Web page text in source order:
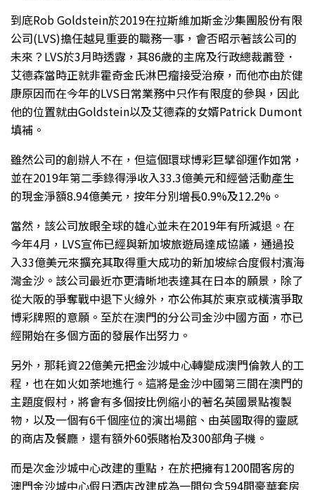
到底Rob Goldstein於2019在拉斯維加斯金沙集團股份有限
公司(LVS)擔任越見重要的職務一事，會否昭示著該公司的
未來？LVS於3月時透露，其86歲的主席及行政總裁蕭登．
艾德森當時正就非霍奇金氏淋巴瘤接受治療，而他亦由於健
康原因而在今年的LVS日常業務中只作有限度的參與，因此
他的位置就由Goldstein以及艾德森的女婿Patrick Dumont
填補。
雖然公司的創辦人不在，但這個環球博彩巨擘卻運作如常，
並在2019年第二季錄得淨收入33.3億美元和經營活動產生
的現金淨額8.94億美元，按年分別增長0.9%及12.2%。
當然，該公司放眼全球的雄心並未在2019年有所減退。在
今年4月，LVS宣佈已經與新加坡旅遊局達成協議，通過投
入33億美元來擴充其取得重大成功的新加坡綜合度假村濱海
灣金沙。該公司最近亦更清晰地表達其在日本的願景，除了
從大阪的爭奪戰中退下火線外，亦公佈其於東京或橫濱爭取
博彩牌照的意願。至於在澳門的分公司金沙中國方面，亦已
經開始在多個方面的發展作出努力。
另外，那耗資22億美元把金沙城中心轉變成澳門倫敦人的工
程，也在如火如荼地進行。這將是金沙中國第三間在澳門的
主題度假村，將會有多個按比例縮小的著名英國景點複製
物，以及一個有6千個座位的演出場館、由英國取得的靈感
的商店及餐廳，還有額外60張賭枱及300部角子機。
而是次金沙城中心改建的重點，在於把擁有1200間客房的
澳門金沙城中心假日酒店改建成為一間包含594間豪華套房